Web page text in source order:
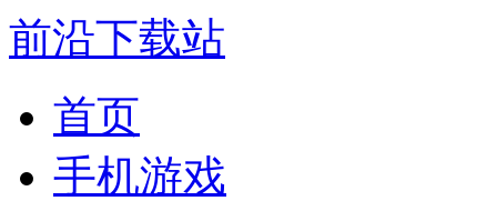
前沿下载站
首页
手机游戏